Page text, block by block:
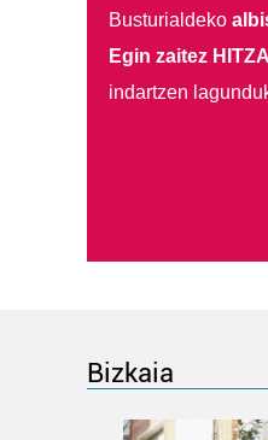
Busturialdeko
Egin zaitez
indartzen
Bizkaia